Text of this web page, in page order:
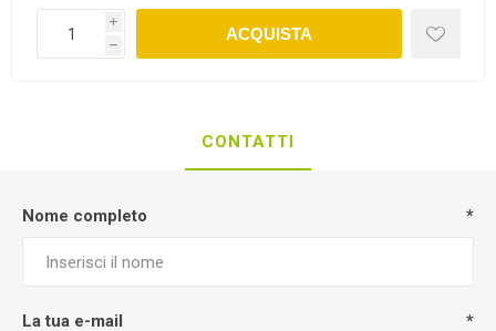
i
h
ACQUISTA
CONTATTI
Nome completo *
La tua e-mail *